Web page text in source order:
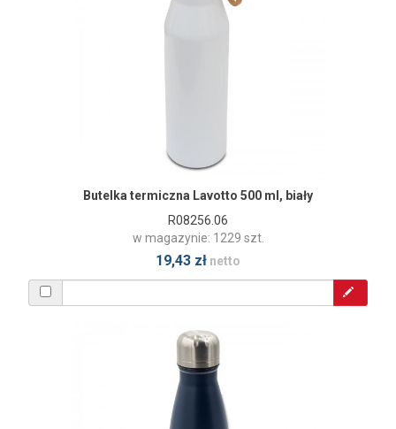
Butelka termiczna Lavotto 500 ml, biały
R08256.06
w magazynie: 1229 szt.
19,43 zł netto